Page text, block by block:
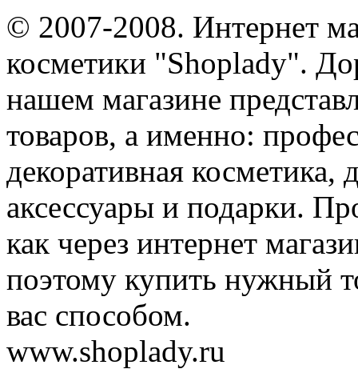
© 2007-2008. Интернет
косметики "Shoplady".
нашем магазине
товаров, а именно:
декоративная косметика,
аксессуары и подарки.
как через интернет
поэтому купить нужный
вас способом.
www.shoplady.ru